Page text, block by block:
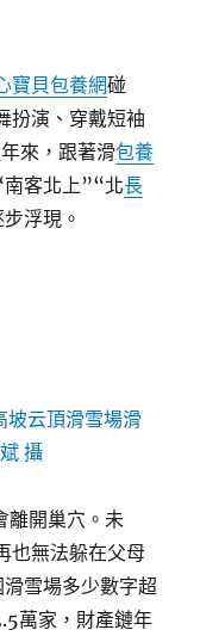
寶貝包養網碰
扮演、穿戴短袖
來，跟著滑包養
南客北上”“北長
浮現。
坡云頂滑雪場滑
攝
離開巢穴。未
也無法躲在父母
雪場多少數字超
萬家，財產鏈年